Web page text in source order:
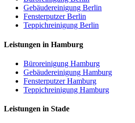
Gebäudereinigung Berlin
Fensterputzer Berlin
Teppichreinigung Berlin
Leistungen in Hamburg
Büroreinigung Hamburg
Gebäudereinigung Hamburg
Fensterputzer Hamburg
Teppichreinigung Hamburg
Leistungen in Stade